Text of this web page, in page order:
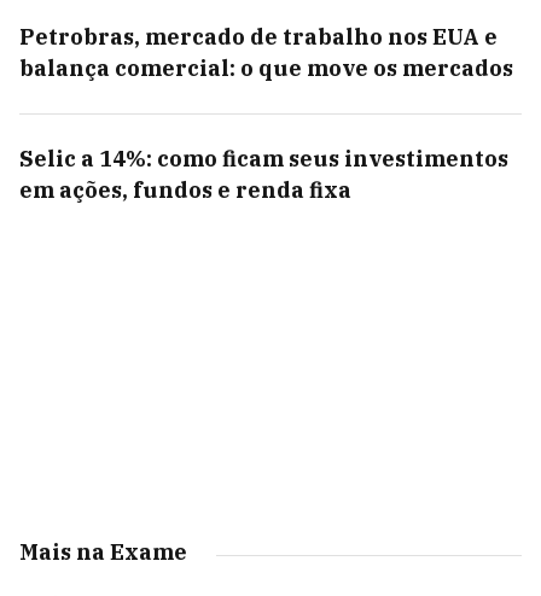
Petrobras, mercado de trabalho nos EUA e
balança comercial: o que move os mercados
Selic a 14%: como ficam seus investimentos
em ações, fundos e renda fixa
Mais na Exame